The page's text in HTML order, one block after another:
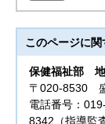
このページに関
保健福祉部
〒020-8530
電話番号：
8342（指導監